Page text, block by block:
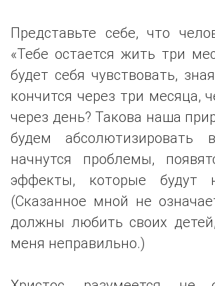
Представьте себе, что
«Тебе остается жить три
будет себя чувствовать,
кончится через три месяца,
через день? Такова наша
будем
начнутся проблемы,
эффекты, которые будут
(Сказанное мной не
должны любить своих
меня неправильно.)